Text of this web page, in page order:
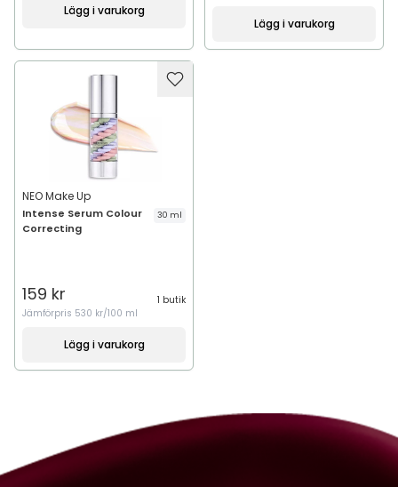
Lägg i varukorg
Lägg i varukorg
NEO Make Up
Intense Serum Colour
Correcting
30 ml
159 kr
1 butik
Jämförpris 530 kr/100 ml
Lägg i varukorg